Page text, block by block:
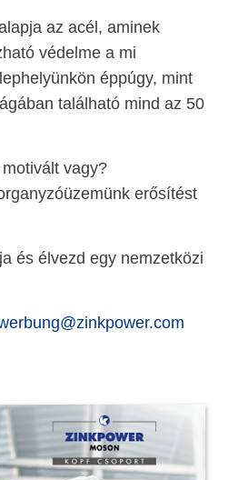
az acél, aminek
védelme a mi
éppúgy, mint
található mind az 50
vagy?
erősítést
és élvezd egy nemzetközi